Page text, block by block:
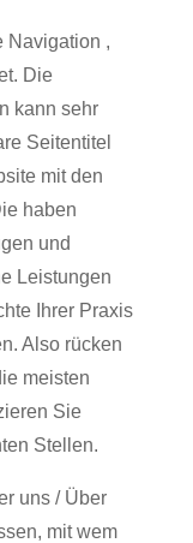
Navigation ,
Die
kann sehr
Seitentitel
mit den
haben
und
Leistungen
Ihrer Praxis
Also rücken
meisten
Sie
Stellen.
uns / Über
mit wem